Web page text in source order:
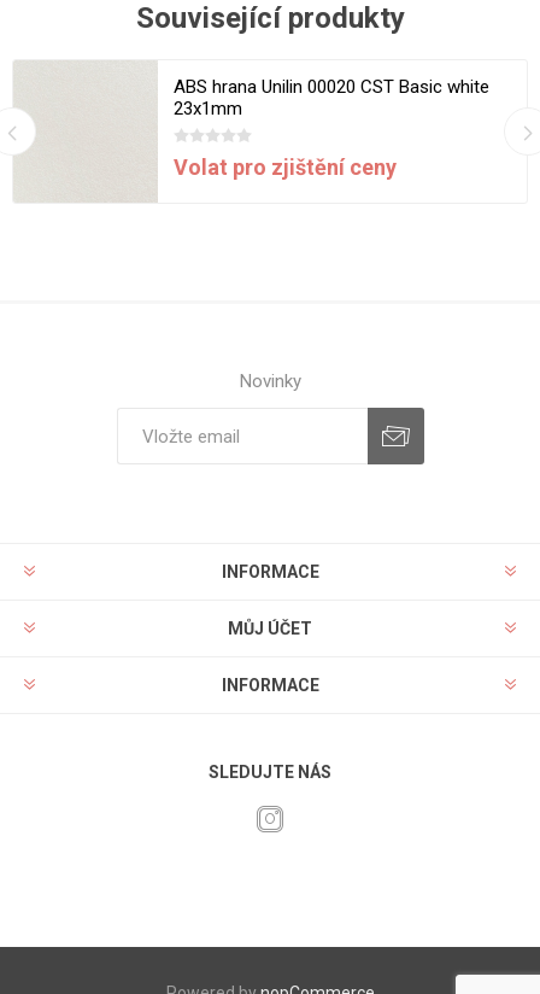
Související produkty
ABS hrana Unilin 00020 CST Basic white
23x1mm
Volat pro zjištění ceny
Novinky
INFORMACE
MŮJ ÚČET
INFORMACE
SLEDUJTE NÁS